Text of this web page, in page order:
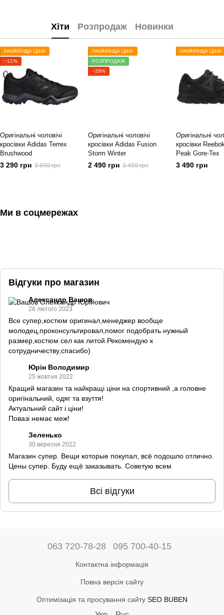
Хіти Розпродаж Новинки
НАЙКРАЩА ЦІНА
−11%
Оригінальні чоловічі
кросівки Adidas Terrex
Brushwood
3 290 грн 3 690 грн
НАЙКРАЩА ЦІНА
РОЗПРОДАЖ
−29%
Оригінальні чоловічі
кросівки Adidas Fusion
Storm Winter
2 490 грн 3 490 грн
НАЙКРАЩА ЦІНА
Оригінальні
кросівки
Peak Gore-Tex
3 490 грн
Ми в соцмережах
Відгуки про магазин
Александр Вашов
26 лютого 2023
Все супер,костюм оригинал,менеджер вообще
молодец,проконсультировал,помог подобрать нужный
размер,костюм сел как литой.Рекомендую к
сотрудничеству,спасибо)
Юрін Володимир
25 жовтня 2022
Кращий магазин та найкращі ціни на спортивний ,а головне
оригінальний, одяг та взуття!
Актуальний сайт і ціни!
Повазі немає меж!
Зеленько
30 вересня 2022
Магазин супер. Вещи которые покупал, всё подошло отлично.
Цены супер. Буду ещё заказывать. Советую всем
Всі відгуки
063 720-78-28 095 700-40-15
Контактна інформація
Повна версія сайту
Оптимізація та просування сайту SEO BUBEN